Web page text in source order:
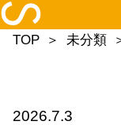
TOP 未分類
2026.7.3